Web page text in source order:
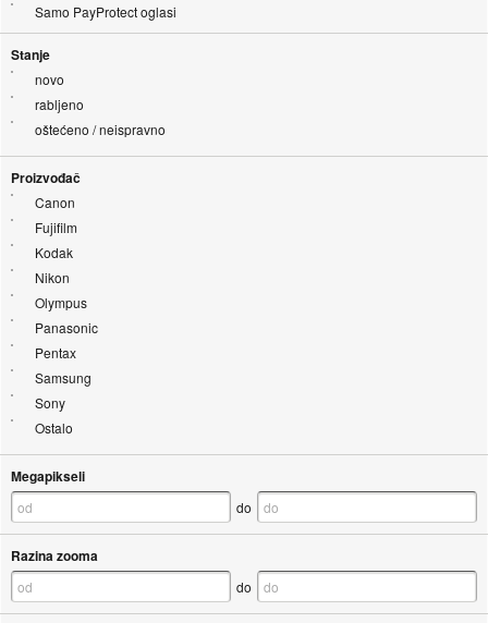
Samo PayProtect oglasi
Stanje
novo
rabljeno
oštećeno / neispravno
Proizvođač
Canon
Fujifilm
Kodak
Nikon
Olympus
Panasonic
Pentax
Samsung
Sony
Ostalo
Megapikseli
do
Razina zooma
do